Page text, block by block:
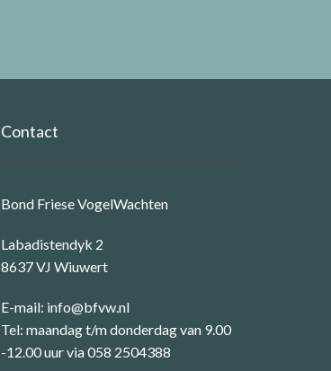
Contact
Bond Friese VogelWachten
Labadistendyk 2
8637 VJ Wiuwert
E-mail: info@bfvw.nl
Tel: maandag t/m donderdag van 9.00
-12.00 uur via 058 2504388